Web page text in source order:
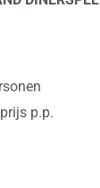
p.p.